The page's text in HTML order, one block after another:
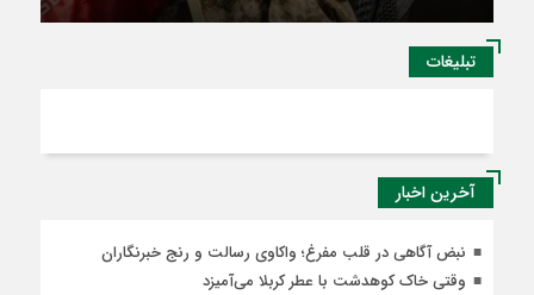
تبلیغات
آخرین اخبار
نبض آگاهی در قلب مفرغ؛ واکاوی رسالت و رنج خبرنگاران
وقتی خاک کوهدشت با عطر کربلا می‌آمیزد